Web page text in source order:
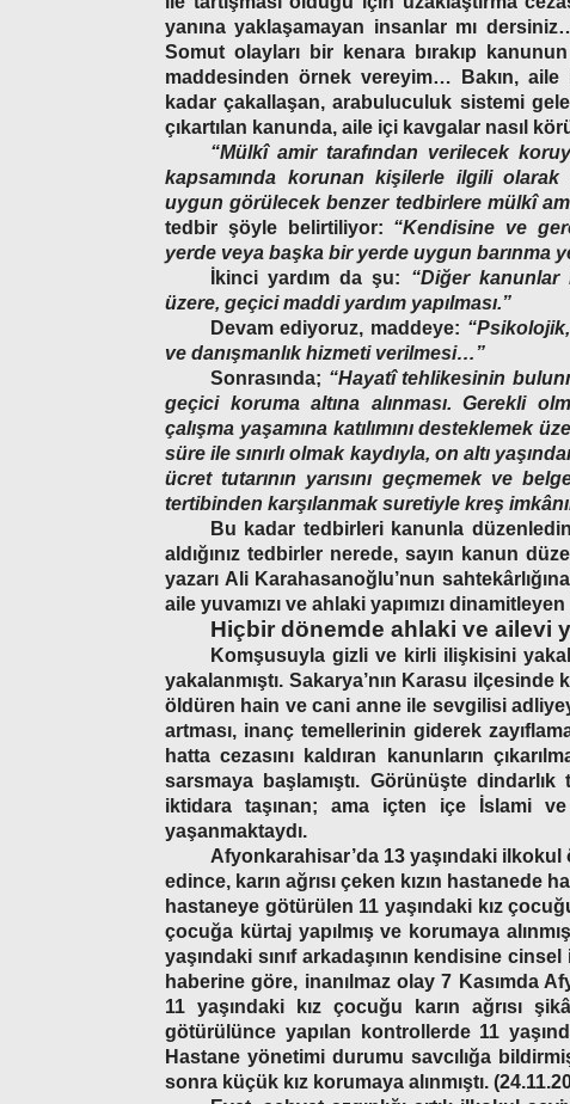
yanına yaklaşamayan insanlar mı
Somut olayları bir kenara bırakıp
maddesinden örnek vereyim… Bakın, aile
kadar çakallaşan, arabuluculuk sistemi
çıkartılan kanunda, aile içi kavgalar nasıl
“Mülkî amir tarafından verilecek
kapsamında korunan kişilerle ilgili olarak
uygun görülecek benzer tedbirlere mülkî
tedbir şöyle belirtiliyor: “Kendisine ve
yerde veya başka bir yerde uygun barınma
İkinci yardım da şu: “Diğer kanunlar
üzere, geçici maddi yardım yapılması.”
Devam ediyoruz, maddeye:
ve danışmanlık hizmeti verilmesi…”
Sonrasında; “Hayatî tehlikesinin
geçici koruma altına alınması. Gerekli
çalışma yaşamına katılımını desteklemek
süre ile sınırlı olmak kaydıyla, on altı
ücret tutarının yarısını geçmemek ve
tertibinden karşılanmak suretiyle kreş
Bu kadar tedbirleri kanunla
aldığınız tedbirler nerede, sayın kanun
yazarı Ali Karahasanoğlu’nun
aile yuvamızı ve ahlaki yapımızı
Hiçbir dönemde ahlaki ve ailevi
Komşusuyla gizli ve kirli ilişkisini
yakalanmıştı. Sakarya’nın Karasu
öldüren hain ve cani anne ile sevgilisi adliyeye
artması, inanç temellerinin giderek
hatta cezasını kaldıran kanunların
sarsmaya başlamıştı. Görünüşte
iktidara taşınan; ama içten içe İslami
yaşanmaktaydı.
Afyonkarahisar’da 13 yaşındaki ilkokul
edince, karın ağrısı çeken kızın hastanede
hastaneye götürülen 11 yaşındaki kız
çocuğa kürtaj yapılmış ve korumaya
yaşındaki sınıf arkadaşının kendisine
haberine göre, inanılmaz olay 7 Kasımda
11 yaşındaki kız çocuğu karın ağrısı
götürülünce yapılan kontrollerde 11
Hastane yönetimi durumu savcılığa
sonra küçük kız korumaya alınmıştı.